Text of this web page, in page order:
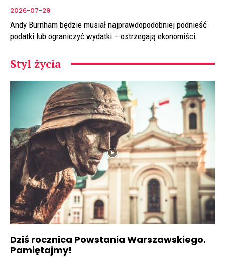
2026-07-29
Andy Burnham będzie musiał najprawdopodobniej podnieść
podatki lub ograniczyć wydatki – ostrzegają ekonomiści.
Styl życia
Dziś rocznica Powstania Warszawskiego.
Pamiętajmy!